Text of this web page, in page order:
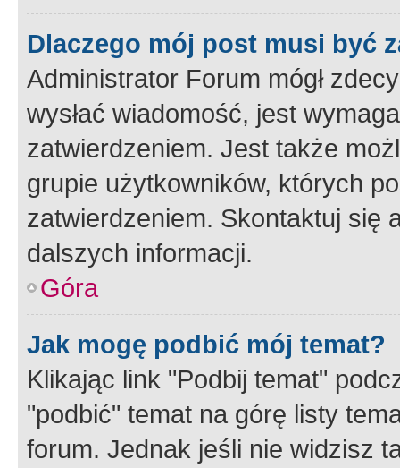
Dlaczego mój post musi być
Administrator Forum mógł
wysłać wiadomość, jest
zatwierdzeniem. Jest także
grupie użytkowników, których
zatwierdzeniem. Skontaktuj się
dalszych informacji.
Góra
Jak mogę podbić mój temat?
Klikając link "Podbij temat"
"podbić" temat na górę listy
forum. Jednak jeśli nie widzisz